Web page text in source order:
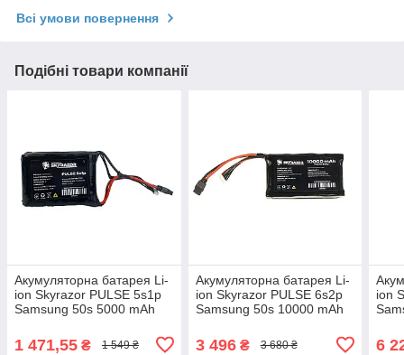
Всі умови повернення
Подібні товари компанії
Акумуляторна батарея Li-
ion Skyrazor PULSE 5s1p
Samsung 50s 5000 mAh
1 471,55 ₴ 1 549 ₴
Акумуляторна батарея Li-
ion Skyrazor PULSE 6s2p
Samsung 50s 10000 mAh
3 496₴ 3 680 ₴
ion
6